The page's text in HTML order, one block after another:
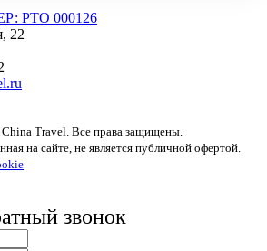
РТО 000126
22
Travel. Все права защищены.
на сайте, не является публичной офертой.
звонок